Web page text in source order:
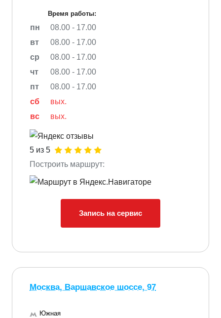
Время работы:
пн
08.00 - 17.00
вт
08.00 - 17.00
ср
08.00 - 17.00
чт
08.00 - 17.00
пт
08.00 - 17.00
сб
вых.
вс
вых.
5 из 5
Построить маршрут:
Запись на сервис
Москва, Варшавское шоссе, 97
Южная